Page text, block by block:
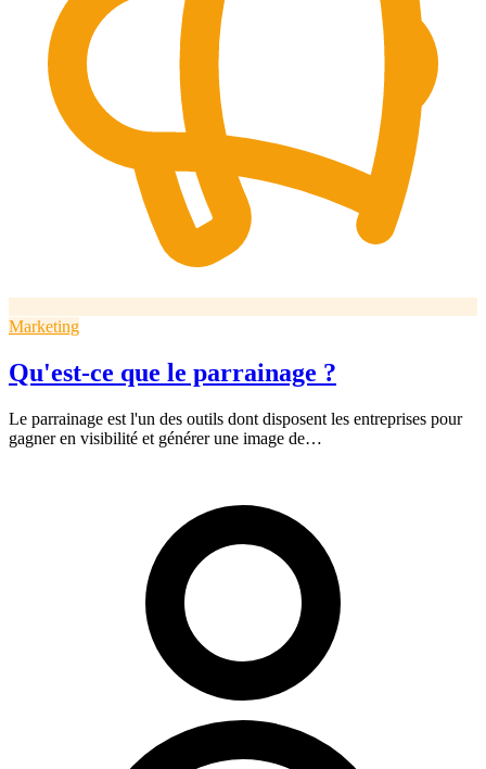
Marketing
Qu'est-ce que le parrainage ?
Le parrainage est l'un des outils dont disposent les entreprises pour
gagner en visibilité et générer une image de…